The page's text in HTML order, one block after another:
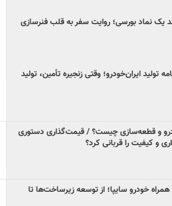
یک نماد بورسی؛ روایت سفر به قلب فنرسازی
برنامه تولید ایران‌خودرو؛ وقتی زنجیره تأمین، تولید
و قطعه‌سازی چیست؟ / قیمت‌گذاری دستوری
و کیفیت را قربانی کرد؟
همراه خودرو سایپا؛ از توسعه زیرساخت‌ها تا